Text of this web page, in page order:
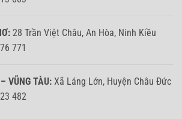
28 Trần Việt Châu, An Hòa, Ninh Kiều
771
VŨNG TÀU: Xã Láng Lớn, Huyện Châu Đức
482